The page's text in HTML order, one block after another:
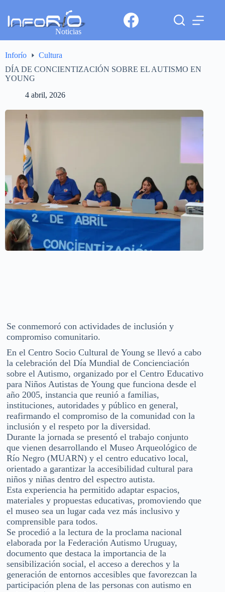
Noticias
Inforío
Cultura
DÍA DE CONCIENTIZACIÓN SOBRE EL AUTISMO EN
YOUNG
4 abril, 2026
Se conmemoró con actividades de inclusión y
compromiso comunitario.
En el Centro Socio Cultural de Young se llevó a cabo
la celebración del Día Mundial de Concienciación
sobre el Autismo, organizado por el Centro Educativo
para Niños Autistas de Young que funciona desde el
año 2005, instancia que reunió a familias,
instituciones, autoridades y público en general,
reafirmando el compromiso de la comunidad con la
inclusión y el respeto por la diversidad.
Durante la jornada se presentó el trabajo conjunto
que vienen desarrollando el Museo Arqueológico de
Río Negro (MUARN) y el centro educativo local,
orientado a garantizar la accesibilidad cultural para
niños y niñas dentro del espectro autista.
Esta experiencia ha permitido adaptar espacios,
materiales y propuestas educativas, promoviendo que
el museo sea un lugar cada vez más inclusivo y
comprensible para todos.
Se procedió a la lectura de la proclama nacional
elaborada por la Federación Autismo Uruguay,
documento que destaca la importancia de la
sensibilización social, el acceso a derechos y la
generación de entornos accesibles que favorezcan la
participación plena de las personas con autismo en